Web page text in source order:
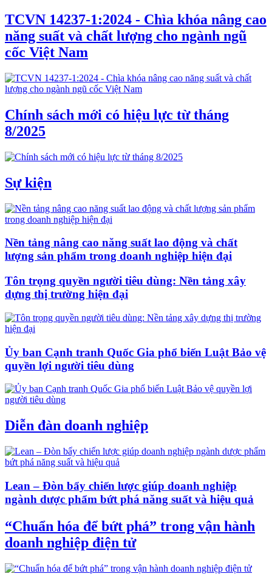
TCVN 14237-1:2024 - Chìa khóa nâng cao
năng suất và chất lượng cho ngành ngũ
cốc Việt Nam
Chính sách mới có hiệu lực từ tháng
8/2025
Sự kiện
Nền tảng nâng cao năng suất lao động và chất
lượng sản phẩm trong doanh nghiệp hiện đại
Tôn trọng quyền người tiêu dùng: Nền tảng xây
dựng thị trường hiện đại
Ủy ban Cạnh tranh Quốc Gia phổ biến Luật Bảo vệ
quyền lợi người tiêu dùng
Diễn đàn doanh nghiệp
Lean – Đòn bẩy chiến lược giúp doanh nghiệp
ngành dược phẩm bứt phá năng suất và hiệu quả
“Chuẩn hóa để bứt phá” trong vận hành
doanh nghiệp điện tử